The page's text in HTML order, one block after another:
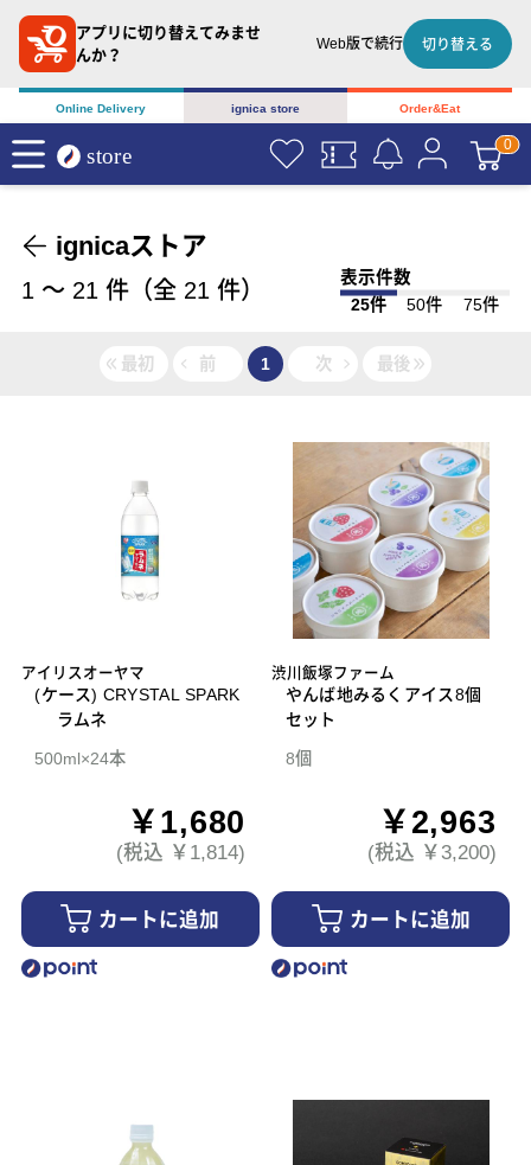
アプリに切り替えてみませ
んか？
Web版で続行 切り替える
Online Delivery ignica store Order&Eat
ignicaストア
1 〜 21 件（全 21 件）
表示件数
25件
50件 75件
最初 前 1 次 最後
アイリスオーヤマ
(ケース) CRYSTAL SPARK
ラムネ
500ml×24本
￥1,680
(税込 ￥1,814)
カートに追加
渋川飯塚ファーム
やんば地みるくアイス8個
セット
8個
￥2,963
(税込 ￥3,200)
カートに追加